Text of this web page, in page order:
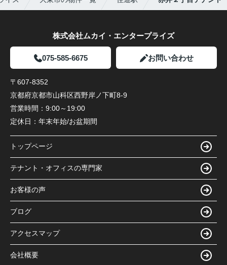
株式会社ムカイ・エンタープライズ
075-585-6675 お問い合わせ
〒607-8352
京都府京都市山科区西野岸ノ下町8-9
営業時間： 9:00～19:00
定休日： 年末年始/お盆期間
トップページ
テナント・オフィスの専門家
お客様の声
ブログ
アクセスマップ
会社概要